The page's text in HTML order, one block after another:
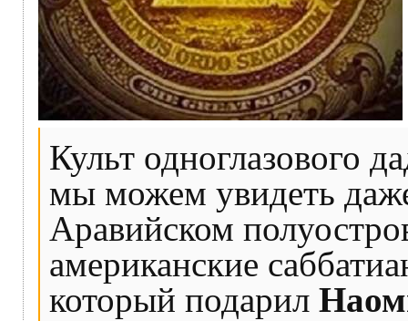
Культ одноглазового
мы можем увидеть
Аравийском
американские
который подарил